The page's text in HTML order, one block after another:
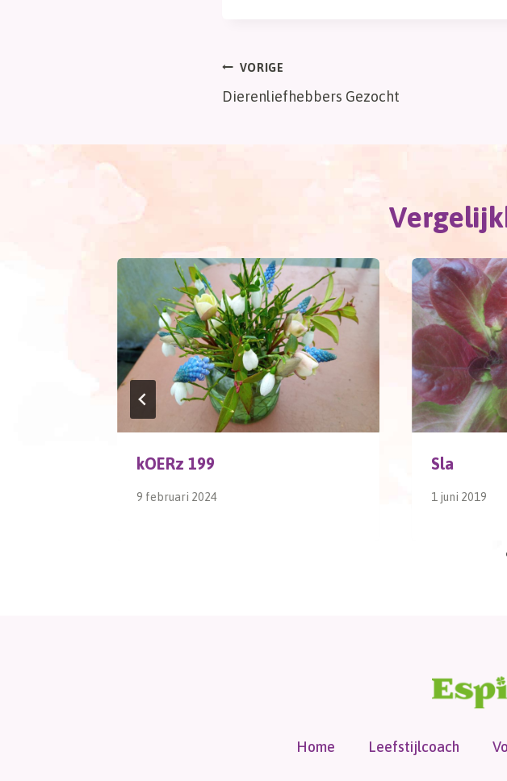
Bericht
VORIGE
Dierenliefhebbers Gezocht
kOERz 199
9 februari 2024
Sla
1 juni 2019
Home Leefstijlcoach